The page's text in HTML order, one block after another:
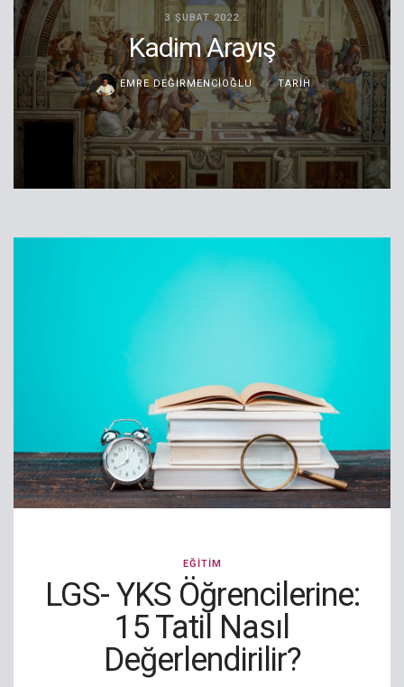
3 ŞUBAT 2022
Kadim Arayış
EMRE DEĞIRMENCIOĞLU TARIH
EĞITIM
LGS- YKS Öğrencilerine:
15 Tatil Nasıl
Değerlendirilir?